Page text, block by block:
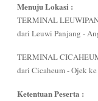
Menuju Lokasi :
TERMINAL
dari Leuwi Panjang -
TERMINAL
dari Cicaheum - Ojek
Ketentuan Peserta :